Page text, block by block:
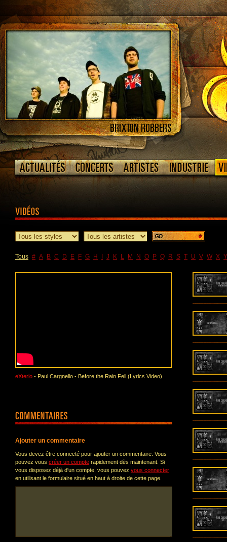
Tous # A B C D E F G H J K L M N O P Q R S T U V W X Y
eXterio - Paul Cargnello - Before the Rain Fell (Lyrics Video)
Ajouter un commentaire
Vous devez être connecté pour ajouter un commentaire. Vous
pouvez vous créer un compte rapidement dès maintenant. Si
vous disposez déjà d'un compte, vous pouvez vous connecter
en utilisant le formulaire situé en haut à droite de cette page.